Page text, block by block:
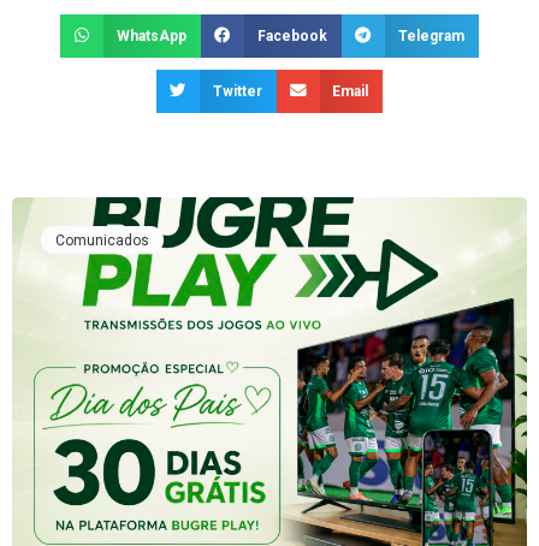
WhatsApp Facebook Telegram
Twitter Email
Comunicados